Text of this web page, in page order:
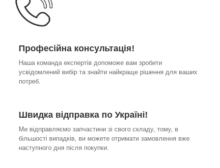
Професійна консультація!
Наша команда експертів допоможе вам зробити
усвідомлений вибір та знайти найкраще рішення для ваших
потреб.
Швидка відправка по Україні!
Ми відправляємо запчастини зі свого складу, тому, в
більшості випадків, ви можете отримати замовлення вже
наступного дня після покупки.